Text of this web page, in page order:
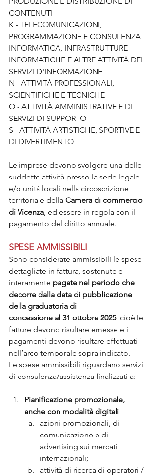
CONTENUTI
K - TELECOMUNICAZIONI,
PROGRAMMAZIONE E CONSULENZA
INFORMATICA, INFRASTRUTTURE
INFORMATICHE E ALTRE ATTIVITÀ DEI
SERVIZI D'INFORMAZIONE
N - ATTIVITÀ PROFESSIONALI,
SCIENTIFICHE E TECNICHE
O - ATTIVITÀ AMMINISTRATIVE E DI
SERVIZI DI SUPPORTO
S - ATTIVITÀ ARTISTICHE, SPORTIVE E
DI DIVERTIMENTO
Le imprese devono svolgere una delle
suddette attività presso la sede legale
e/o unità locali nella circoscrizione
territoriale della Camera di commercio
di Vicenza , ed essere in regola con il
pagamento del diritto annuale.
SPESE AMMISSIBILI
Sono considerate ammissibili le spese
dettagliate in fattura, sostenute e
interamente pagate nel periodo che
decorre dalla data di pubblicazione
della graduatoria di
concessione al 31 ottobre 2025, cioè le
fatture devono risultare emesse e i
pagamenti devono risultare effettuati
nell’arco temporale sopra indicato.
Le spese ammissibili riguardano servizi
di consulenza/assistenza finalizzati a:
Pianificazione promozionale,
anche con modalità digitali
azioni promozionali, di
comunicazione e di
advertising sui mercati
internazionali;
attività di ricerca di operatori /